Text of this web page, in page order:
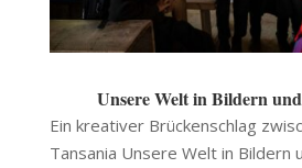
Unsere Welt in Bildern
Ein kreativer Brückenschlag
Tansania Unsere Welt in Bildern